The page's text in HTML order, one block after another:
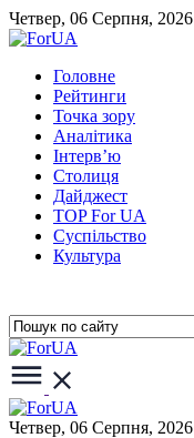
Четвер, 06 Серпня, 2026
Головне
Рейтинги
Точка зору
Аналітика
Інтерв’ю
Столиця
Дайджест
TOP For UA
Суспiльство
Культура
Четвер, 06 Серпня, 2026